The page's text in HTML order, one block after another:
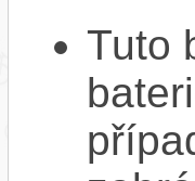
Tuto